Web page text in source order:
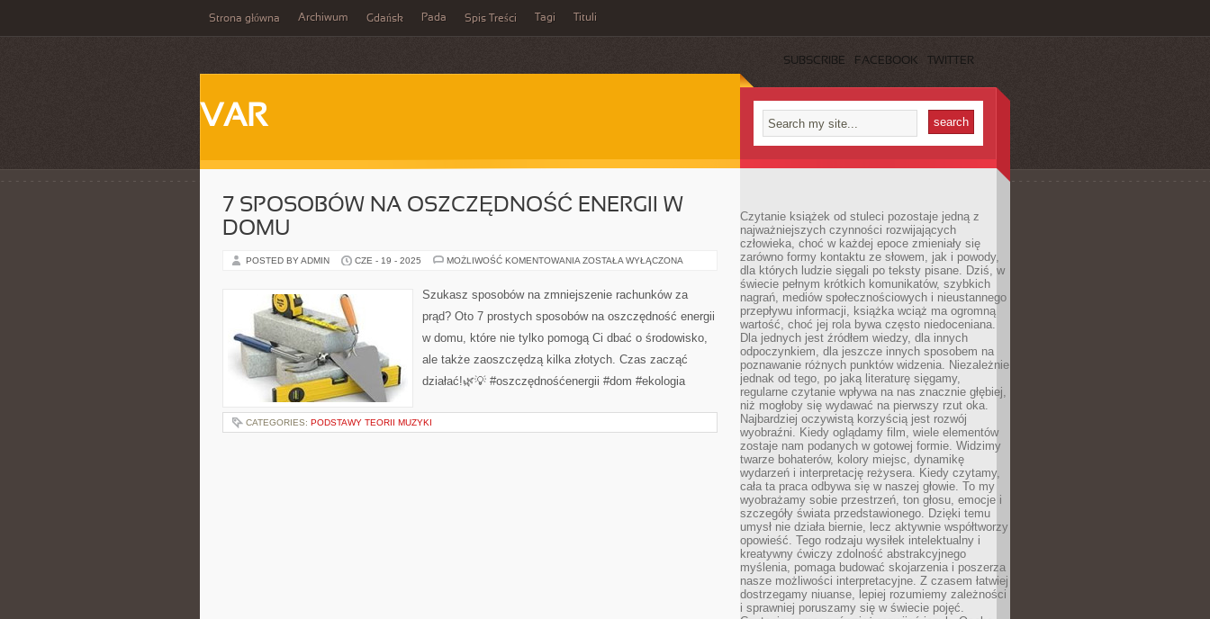
Strona główna Archiwum Gdańsk Pada Spis Treści Tagi Tituli
SUBSCRIBE FACEBOOK TWITTER
VAR
7 SPOSOBÓW NA OSZCZĘDNOŚĆ ENERGII W
DOMU
POSTED BY ADMIN CZE - 19 - 2025 MOŻLIWOŚĆ KOMENTOWANIA 7
OSZCZĘDNOŚĆ
ENERGII
DOMU
ZOSTAŁA WYŁĄCZONA
Szukasz sposobów na zmniejszenie rachunków za
prąd? Oto 7 prostych sposobów na oszczędność energii
w domu, które nie tylko pomogą Ci dbać o środowisko,
ale także zaoszczędzą kilka złotych. Czas zacząć
działać!🌿💡 #oszczędnośćenergii #dom #ekologia
CATEGORIES: PODSTAWY TEORII MUZYKI
Czytanie książek od stuleci pozostaje jedną z
najważniejszych czynności rozwijających
człowieka, choć w każdej epoce zmieniały się
zarówno formy kontaktu ze słowem, jak i powody,
dla których ludzie sięgali po teksty pisane. Dziś, w
świecie pełnym krótkich komunikatów, szybkich
nagrań, mediów społecznościowych i nieustannego
przepływu informacji, książka wciąż ma ogromną
wartość, choć jej rola bywa często niedoceniana.
Dla jednych jest źródłem wiedzy, dla innych
odpoczynkiem, dla jeszcze innych sposobem na
poznawanie różnych punktów widzenia. Niezależnie
jednak od tego, po jaką literaturę sięgamy,
regularne czytanie wpływa na nas znacznie głębiej,
niż mogłoby się wydawać na pierwszy rzut oka.
Najbardziej oczywistą korzyścią jest rozwój
wyobraźni. Kiedy oglądamy film, wiele elementów
zostaje nam podanych w gotowej formie. Widzimy
twarze bohaterów, kolory miejsc, dynamikę
wydarzeń i interpretację reżysera. Kiedy czytamy,
cała ta praca odbywa się w naszej głowie. To my
wyobrażamy sobie przestrzeń, ton głosu, emocje i
szczegóły świata przedstawionego. Dzięki temu
umysł nie działa biernie, lecz aktywnie współtworzy
opowieść. Tego rodzaju wysiłek intelektualny i
kreatywny ćwiczy zdolność abstrakcyjnego
myślenia, pomaga budować skojarzenia i poszerza
nasze możliwości interpretacyjne. Z czasem łatwiej
dostrzegamy niuanse, lepiej rozumiemy zależności
i sprawniej poruszamy się w świecie pojęć.